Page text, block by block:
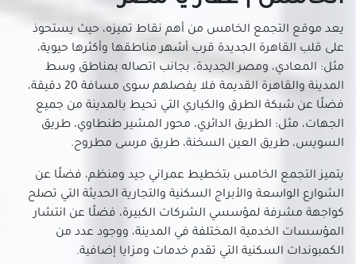
محلات للبيع في الزيتون
محلات للبيع في الساحل
محلات للبيع في السلام
محلات للبيع في السيدة زينب
محلات للبيع في السيدة عائشة
محلات للبيع في الشرابية
محلات للبيع في الشروق
محلات للبيع في العاصمة الادارية الجديدة
محلات للبيع في العباسية
محلات للبيع في العبور الجديدة
محلات للبيع في القاهرة الجديدة
يعد موقع التجمع الخامس من أهم نقاط تميزه، حيث يستحوذ
على قلب القاهرة الجديدة قرب أشهر مناطقها وأكثرها حيوية،
مثل: المعادي، ومصر الجديدة، بجانب اتصاله بمناطق وسط
المدينة والقاهرة القديمة فلا يفصلهم سوى مسافة 20 دقيقة،
فضلًا عن شبكة الطرق والكباري التي تحيط بالمدينة من جميع
الجهات، مثل: الطريق الدائري، محور المشير طنطاوي، طريق
السويس، طريق العين السخنة، طريق مرسى مطروح.
يتميز التجمع الخامس بتخطيط عمراني جيد ومنظم، فضلًا عن
الشوارع الواسعة والأبراج السكنية والتجارية الحديثة التي تصلح
كواجهة مشرفة لمؤسسي الشركات الكبيرة، فضلًا عن انتشار
المؤسسات الخدمية المختلفة في المدينة، ووجود عدد من
الكمبوندات السكنية التي تقدم خدمات ومزايا إضافية.